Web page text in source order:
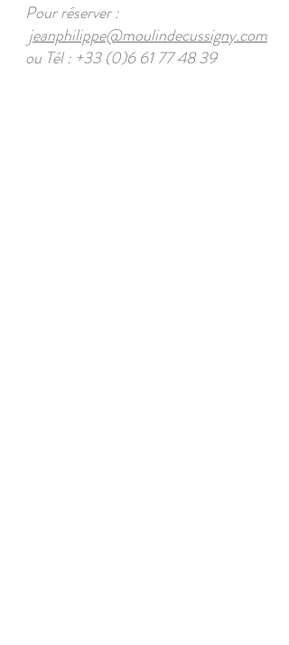
Pour réserver :
jeanphilippe@moulindecussigny.com
ou Tél : +33 (0)6 61 77 48 39